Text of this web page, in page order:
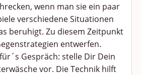
wenn man sie ein paar
verschiedene Situationen
beruhigt. Zu diesem Zeitpunkt
entwerfen.
Gespräch: stelle Dir Dein
vor. Die Technik hilft